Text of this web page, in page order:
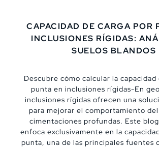
CAPACIDAD DE CARGA POR
INCLUSIONES RÍGIDAS:
SUELOS BLANDOS
Descubre cómo calcular la capacidad
punta en inclusiones rígidas-En
inclusiones rígidas ofrecen una
para mejorar el comportamiento
cimentaciones profundas. Este
enfoca exclusivamente en la
punta, una de las principales fuentes